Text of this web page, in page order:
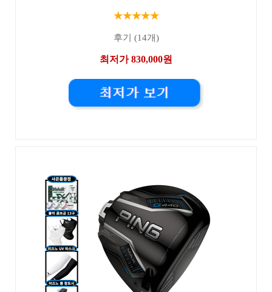
★★★★★
후기 (14개)
최저가 830,000원